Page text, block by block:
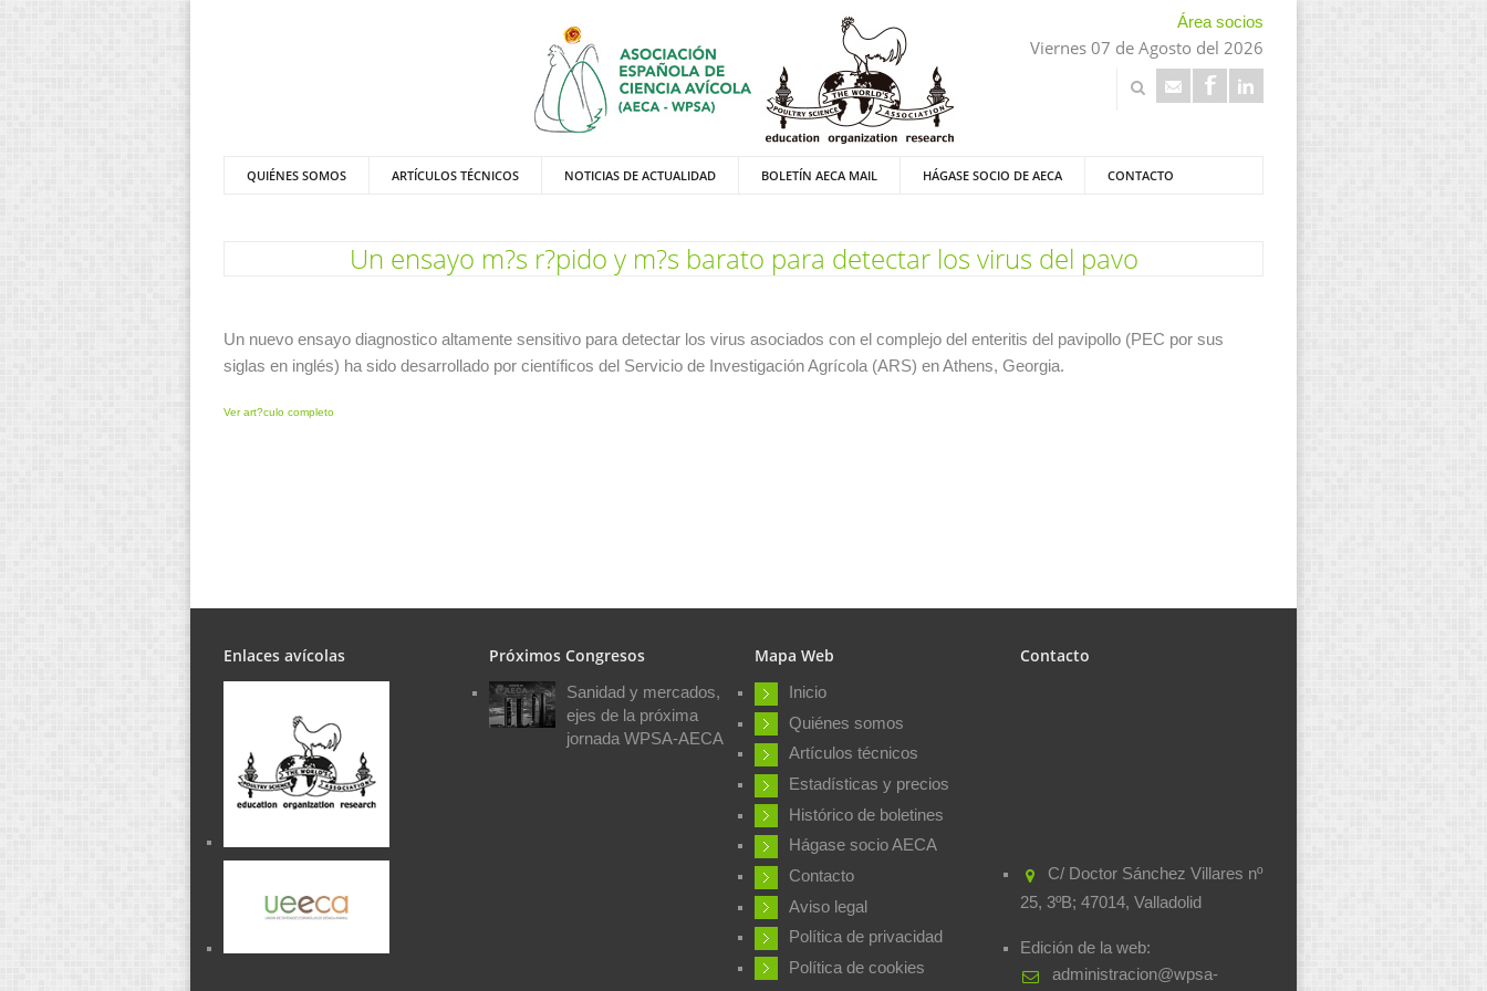
Área socios
Viernes 07 de Agosto del 2026
QUIÉNES SOMOS ARTÍCULOS TÉCNICOS NOTICIAS DE ACTUALIDAD BOLETÍN AECA MAIL HÁGASE SOCIO DE AECA CONTACTO
Un ensayo m?s r?pido y m?s barato para detectar los virus del pavo
Un nuevo ensayo diagnostico altamente sensitivo para detectar los virus asociados con el complejo del enteritis del pavipollo (PEC por sus
siglas en inglés) ha sido desarrollado por científicos del Servicio de Investigación Agrícola (ARS) en Athens, Georgia.
Ver art?culo completo
Enlaces avícolas Próximos Congresos
Sanidad y mercados,
ejes de la próxima
jornada WPSA-AECA
Mapa Web
Inicio
Quiénes somos
Artículos técnicos
Estadísticas y precios
Histórico de boletines
Hágase socio AECA
Contacto
Aviso legal
Política de privacidad
Política de cookies
Contacto
C/ Doctor Sánchez Villares nº
25, 3ºB; 47014, Valladolid
Edición de la web:
administracion@wpsa-